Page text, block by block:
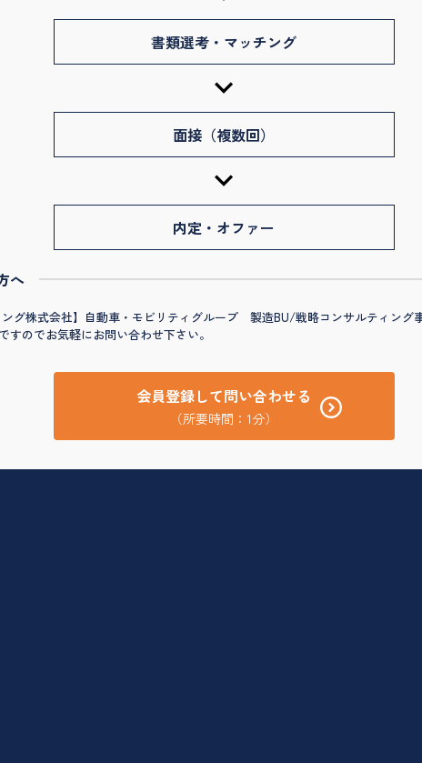
書類選考・マッチング
面接（複数回）
内定・オファー
へ
グ株式会社】自動車・モビリティグループ 製造BU/戦略コンサルティング
のでお気軽にお問い合わせ下さい。
会員登録して問い合わせる
（所要時間：1分）